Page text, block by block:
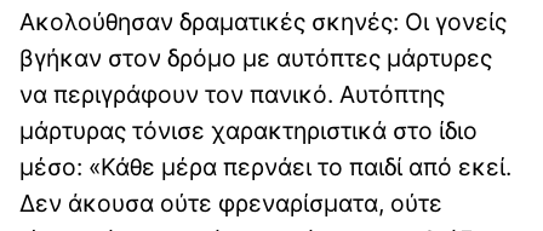
Ακολούθησαν δραματικές σκηνές: Οι γονείς
βγήκαν στον δρόμο με αυτόπτες μάρτυρες
να περιγράφουν τον πανικό. Αυτόπτης
μάρτυρας τόνισε χαρακτηριστικά στο ίδιο
μέσο: «Κάθε μέρα περνάει το παιδί από εκεί.
Δεν άκουσα ούτε φρεναρίσματα, ούτε